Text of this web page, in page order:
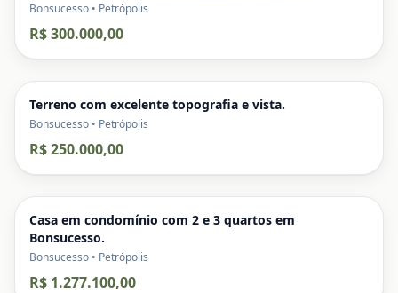
Bonsucesso • Petrópolis
R$ 300.000,00
Terreno com excelente topografia e vista.
Bonsucesso • Petrópolis
R$ 250.000,00
Casa em condomínio com 2 e 3 quartos em
Bonsucesso.
Bonsucesso • Petrópolis
R$ 1.277.100,00